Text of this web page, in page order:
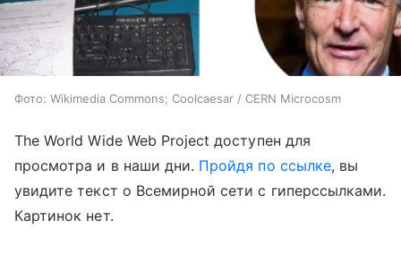
Фото: Wikimedia Commons; Coolcaesar / CERN Microcosm
The World Wide Web Project доступен для
просмотра и в наши дни. Пройдя по ссылке, вы
увидите текст о Всемирной сети с гиперссылками.
Картинок нет.